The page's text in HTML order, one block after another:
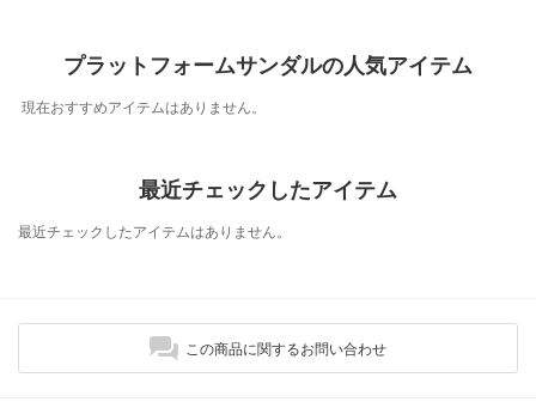
プラットフォームサンダルの人気アイテム
現在おすすめアイテムはありません。
最近チェックしたアイテム
最近チェックしたアイテムはありません。
この商品に関するお問い合わせ